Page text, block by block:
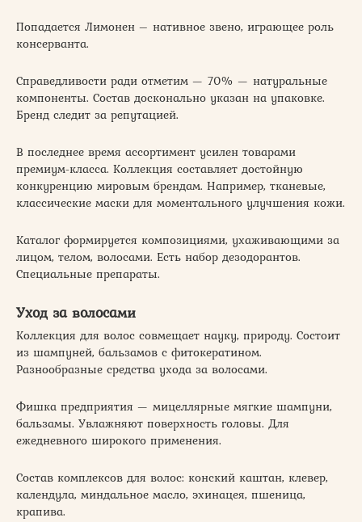
Попадается Лимонен – нативное звено, играющее роль
консерванта.
Справедливости ради отметим — 70% — натуральные
компоненты. Состав досконально указан на упаковке.
Бренд следит за репутацией.
В последнее время ассортимент усилен товарами
премиум-класса. Коллекция составляет достойную
конкуренцию мировым брендам. Например, тканевые,
классические маски для моментального улучшения кожи.
Каталог формируется композициями, ухаживающими за
лицом, телом, волосами. Есть набор дезодорантов.
Специальные препараты.
Уход за волосами
Коллекция для волос совмещает науку, природу. Состоит
из шампуней, бальзамов с фитокератином.
Разнообразные средства ухода за волосами.
Фишка предприятия — мицеллярные мягкие шампуни,
бальзамы. Увлажняют поверхность головы. Для
ежедневного широкого применения.
Состав комплексов для волос: конский каштан, клевер,
календула, миндальное масло, эхинацея, пшеница,
крапива.